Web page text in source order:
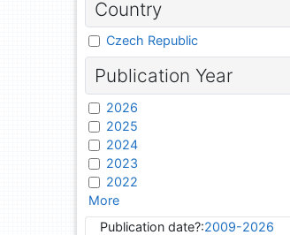
Country
Czech Republic
Publication Year
2026
2025
2024
2023
2022
More
Publication date?:2009-2026